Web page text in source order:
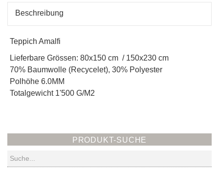
Beschreibung
Teppich Amalfi
Lieferbare Grössen: 80x150 cm / 150x230 cm
70% Baumwolle (Recycelet), 30% Polyester
Polhöhe 6.0MM
Totalgewicht 1'500 G/M2
PRODUKT-SUCHE
Suchen